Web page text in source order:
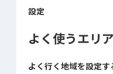
設定
よく使うエリ
よく行く地域を設定